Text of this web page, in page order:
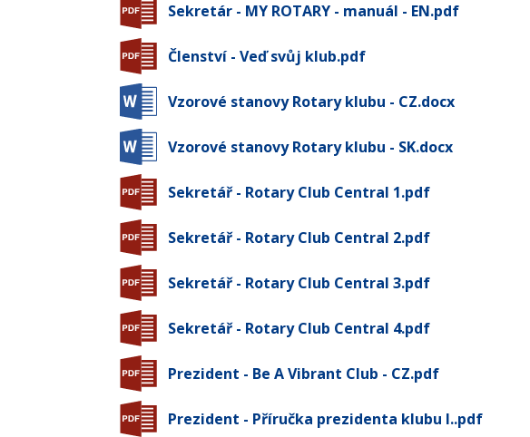
Sekretár - MY ROTARY - manuál - EN.pdf
Členství - Veď svůj klub.pdf
Vzorové stanovy Rotary klubu - CZ.docx
Vzorové stanovy Rotary klubu - SK.docx
Sekretář - Rotary Club Central 1.pdf
Sekretář - Rotary Club Central 2.pdf
Sekretář - Rotary Club Central 3.pdf
Sekretář - Rotary Club Central 4.pdf
Prezident - Be A Vibrant Club - CZ.pdf
Prezident - Příručka prezidenta klubu I..pdf